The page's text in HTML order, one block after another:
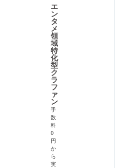
エ
ン
タ
メ
領
域
特
化
型
ク
ラ
フ
ァ
ン
手
数
料
0
円
か
ら
実